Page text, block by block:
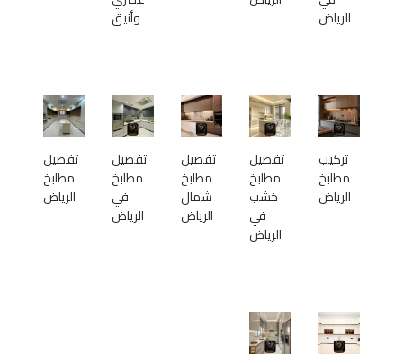
الرياض
وأنيق
تركيب
مطابخ
الرياض
تفصيل
مطابخ
خشب
في
الرياض
تفصيل
مطابخ
شمال
الرياض
تفصيل
مطابخ
في
الرياض
تفصيل
مطابخ
الرياض